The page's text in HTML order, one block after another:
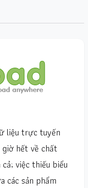
liệu trực tuyến
hết về chất
việc thiếu biểu
các sản phẩm